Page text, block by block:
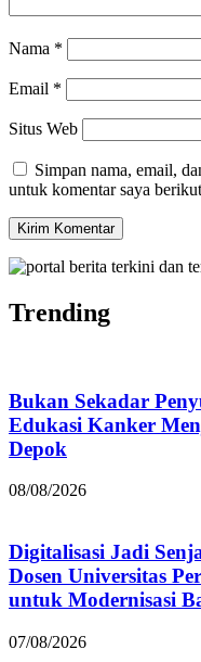
Nama *
Email *
Situs Web
Simpan nama, email,
untuk komentar saya
Trending
Bukan Sekadar
Edukasi Kanker
Depok
08/08/2026
Digitalisasi Jadi
Dosen Universitas
untuk Modernisasi
07/08/2026